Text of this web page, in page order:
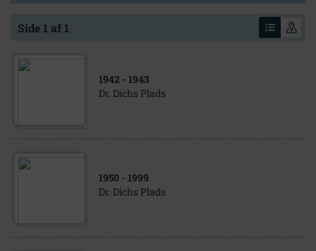
Side 1 af 1
1942 - 1943
Dr. Dichs Plads
1950 - 1999
Dr. Dichs Plads